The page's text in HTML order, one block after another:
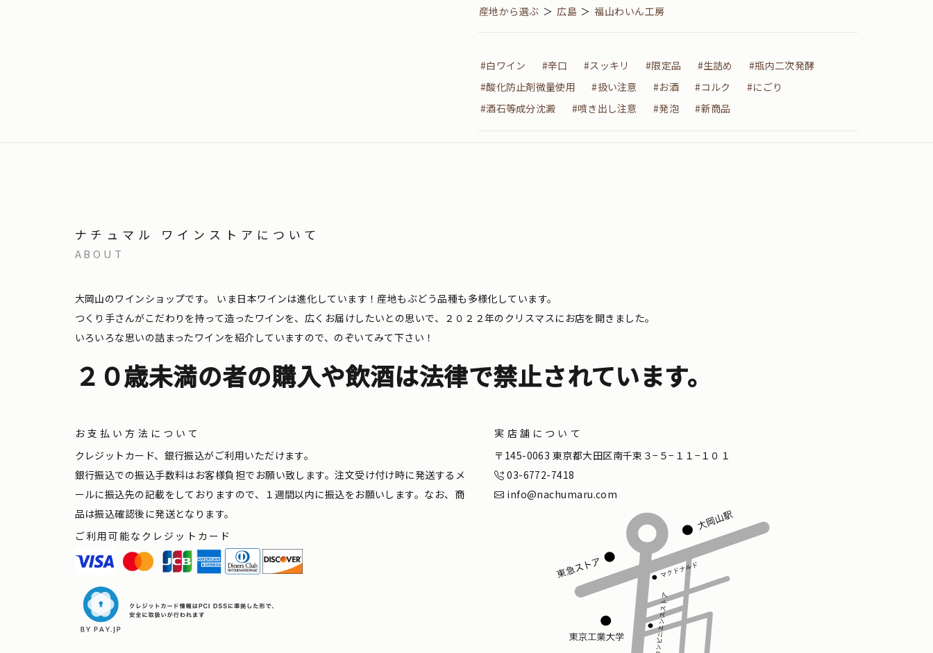
産地から選ぶ ＞ 広島 ＞ 福山わいん工房
#白ワイン #辛口 #スッキリ #限定品 #生詰め
#瓶内二次発酵
#酸化防止剤微量使用
#扱い注意 #お酒 #コルク
#にごり
#酒石等成分沈澱
#噴き出し注意 #発泡 #新商品
ナチュマル ワインストアについて
ABOUT
大岡山のワインショップです。
いま日本ワインは進化しています！産地もぶどう品種も多様化しています。
つくり手さんがこだわりを持って造ったワインを、広くお届けしたいとの思いで、２０２２年のクリスマスにお店を開きました。
いろいろな思いの詰まったワインを紹介していますので、のぞいてみて下さい！
２０歳未満の者の購入や飲酒は法律で禁止されています。
お支払い方法について
クレジットカード、銀行振込がご利用いただけます。
銀行振込での振込手数料はお客様負担でお願い致します。注文受け付け時に発送するメ
ールに振込先の記載をしておりますので、１週間以内に振込をお願いします。なお、商
品は振込確認後に発送となります。
ご利用可能なクレジットカード
実店舗について
〒145-0063 東京都大田区南千束３−５−１１−１０１
03-6772-7418
info@nachumaru.com